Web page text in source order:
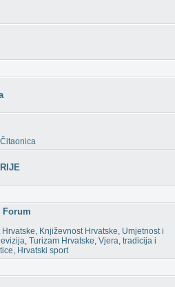
Čitaonica
Forum
Hrvatske, Književnost Hrvatske, Umjetnost i
, Turizam Hrvatske, Vjera, tradicija i
, Hrvatski sport